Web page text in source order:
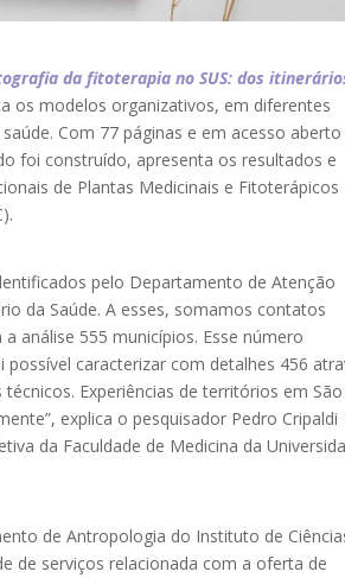
da fitoterapia no SUS: dos
os modelos organizativos, em diferentes
Com 77 páginas e em acesso aberto
foi construído, apresenta os resultados e
de Plantas Medicinais e Fitoterápicos
pelo Departamento de Atenção
da Saúde. A esses, somamos contatos
análise 555 municípios. Esse número
caracterizar com detalhes 456
Experiências de territórios em São
explica o pesquisador Pedro Cripaldi
da Faculdade de Medicina da
de Antropologia do Instituto de
de serviços relacionada com a oferta de